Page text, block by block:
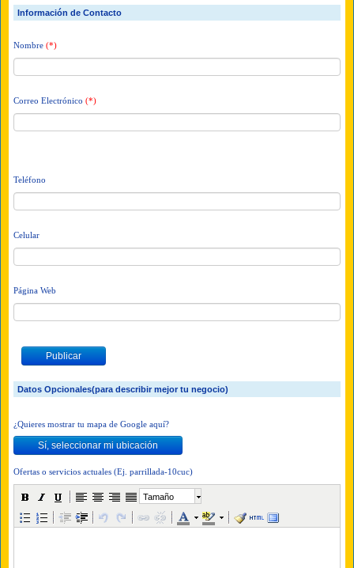
Información de Contacto
Nombre (*)
Correo Electrónico (*)
Teléfono
Celular
Página Web
Datos Opcionales(para describir mejor tu negocio)
¿Quieres mostrar tu mapa de Google aquí?
Ofertas o servicios actuales (Ej. parrillada-10cuc)
Tamaño